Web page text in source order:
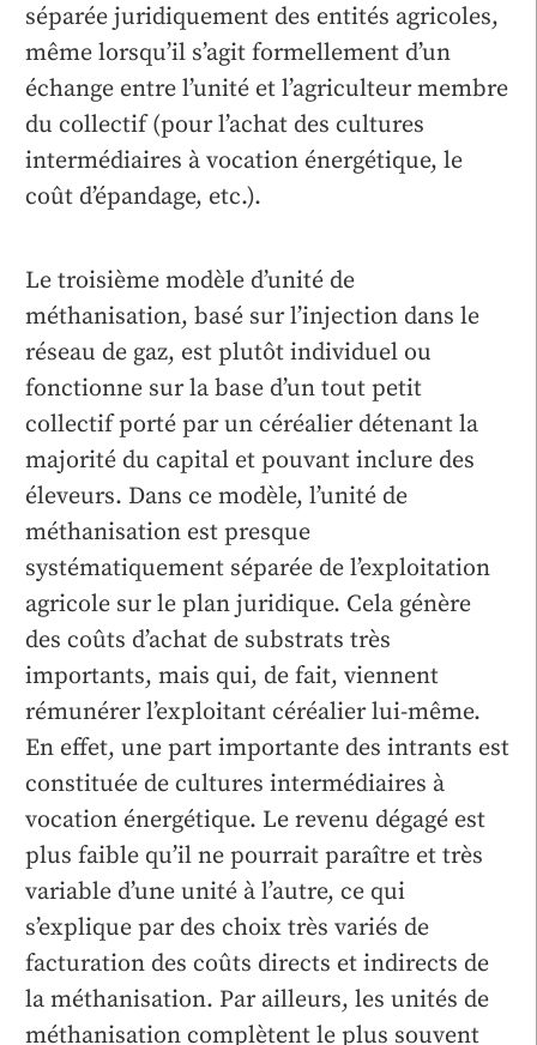
séparée juridiquement des entités agricoles,
même lorsqu’il s’agit formellement d’un
échange entre l’unité et l’agriculteur membre
du collectif (pour l’achat des cultures
intermédiaires à vocation énergétique, le
coût d’épandage, etc.).
Le troisième modèle d’unité de
méthanisation, basé sur l’injection dans le
réseau de gaz, est plutôt individuel ou
fonctionne sur la base d’un tout petit
collectif porté par un céréalier détenant la
majorité du capital et pouvant inclure des
éleveurs. Dans ce modèle, l’unité de
méthanisation est presque
systématiquement séparée de l’exploitation
agricole sur le plan juridique. Cela génère
des coûts d’achat de substrats très
importants, mais qui, de fait, viennent
rémunérer l’exploitant céréalier lui-même.
En effet, une part importante des intrants est
constituée de cultures intermédiaires à
vocation énergétique. Le revenu dégagé est
plus faible qu’il ne pourrait paraître et très
variable d’une unité à l’autre, ce qui
s’explique par des choix très variés de
facturation des coûts directs et indirects de
la méthanisation. Par ailleurs, les unités de
méthanisation complètent le plus souvent